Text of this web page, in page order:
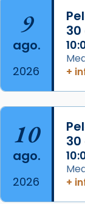
Josep
concelebrat
Mons.
📸 Dr. G.
Foto
2 weeks
Memòria de
9
ago.
2026
+
10
ago.
2026
+